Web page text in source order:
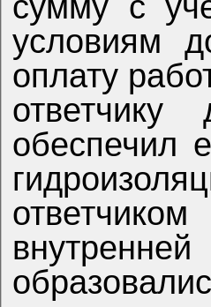
условиям
оплату
обеспечил